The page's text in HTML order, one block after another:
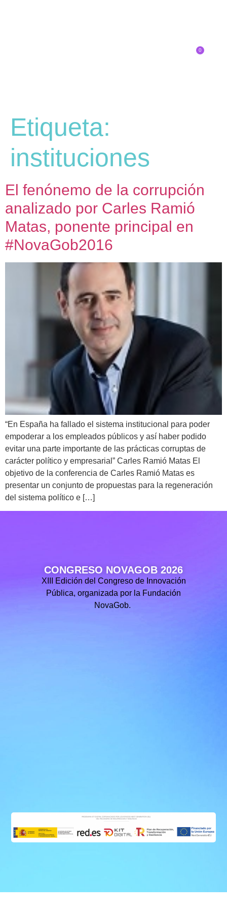
0
Etiqueta:
instituciones
El fenónemo de la corrupción
analizado por Carles Ramió
Matas, ponente principal en
#NovaGob2016
“En España ha fallado el sistema institucional para poder
empoderar a los empleados públicos y así haber podido
evitar una parte importante de las prácticas corruptas de
carácter político y empresarial” Carles Ramió Matas El
objetivo de la conferencia de Carles Ramió Matas es
presentar un conjunto de propuestas para la regeneración
del sistema político e […]
CONGRESO NOVAGOB 2026
XIII Edición del Congreso de Innovación
Pública, organizada por la Fundación
NovaGob.